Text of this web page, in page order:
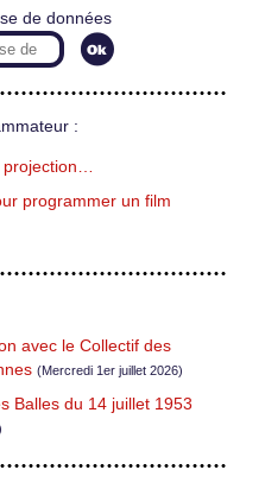
de données
:
programmer un film
avec le Collectif des
(Mercredi 1er juillet 2026)
Balles du 14 juillet 1953